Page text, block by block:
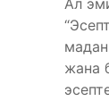
Ал
жана